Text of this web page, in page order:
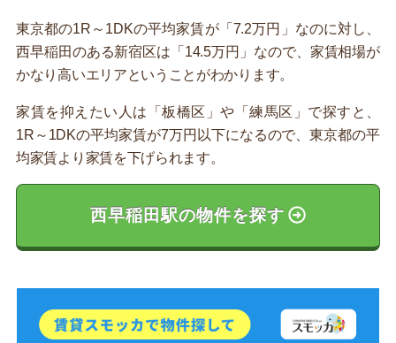
東京都の1R～1DKの平均家賃が「7.2万円」なのに対し、
西早稲田のある新宿区は「14.5万円」なので、家賃相場が
かなり高いエリアということがわかります。
家賃を抑えたい人は「板橋区」や「練馬区」で探すと、
1R～1DKの平均家賃が7万円以下になるので、東京都の平
均家賃より家賃を下げられます。
西早稲田駅の物件を探す